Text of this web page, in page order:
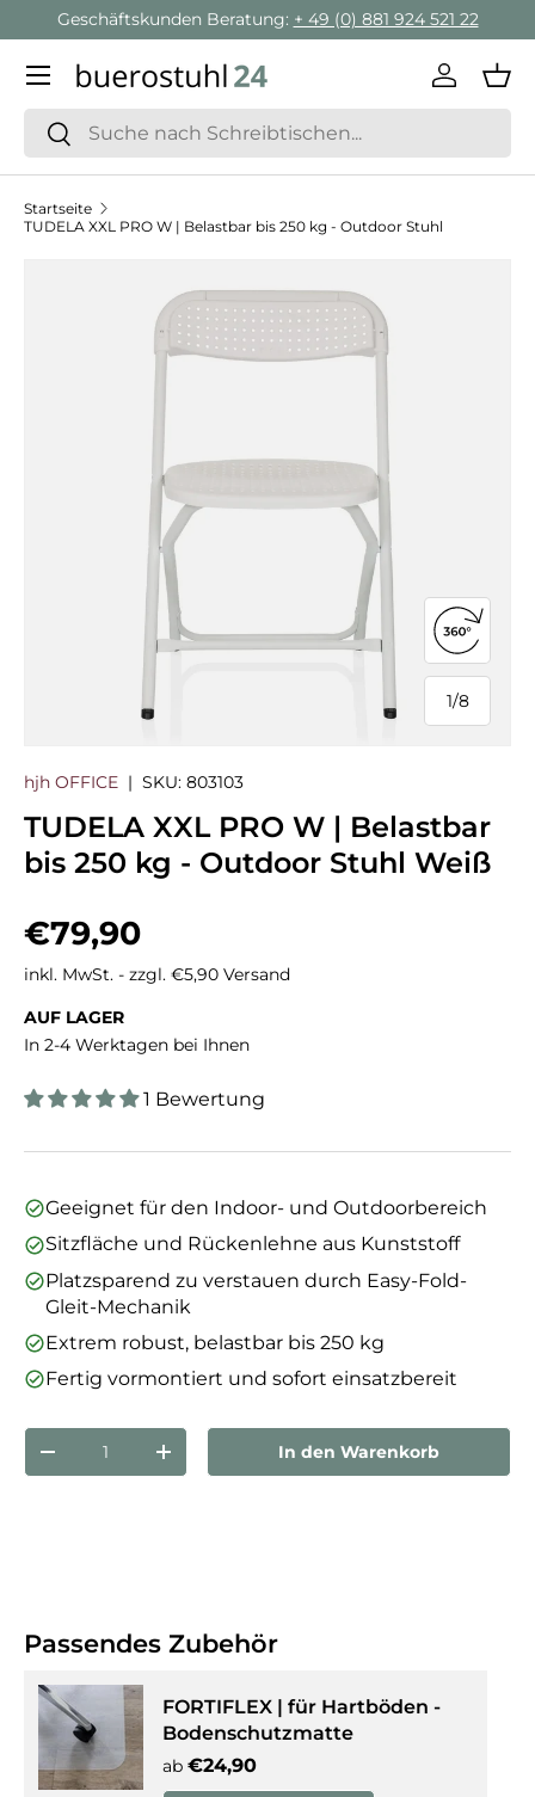
Direkt zum Inhalt
Geschäftskunden Beratung: + 49 (0) 881 924 521 22
Suchen
Suchen
Menü
Startseite
TUDELA XXL PRO W | Belastbar bis 250 kg - Outdoor Stuhl
Zu Produktinformationen springen
1/
von
8
360°-
hjh OFFICE | SKU: 803103
TUDELA XXL PRO W | Belastbar
bis 250 kg - Outdoor Stuhl Weiß
Normaler Preis
€79,90
inkl. MwSt. - zzgl. €5,90 Versand
AUF LAGER
In 2-4 Werktagen bei Ihnen
1 Bewertung
Geeignet für den Indoor- und Outdoorbereich
Sitzfläche und Rückenlehne aus Kunststoff
Platzsparend zu verstauen durch Easy-Fold-
Gleit-Mechanik
Extrem robust, belastbar bis 250 kg
Fertig vormontiert und sofort einsatzbereit
Anzahl
Menge verringernMenge erhöhenIn den Warenkorb
Passendes Zubehör
FORTIFLEX | für Hartböden -
Bodenschutzmatte
ab Normaler Preis
€24,90